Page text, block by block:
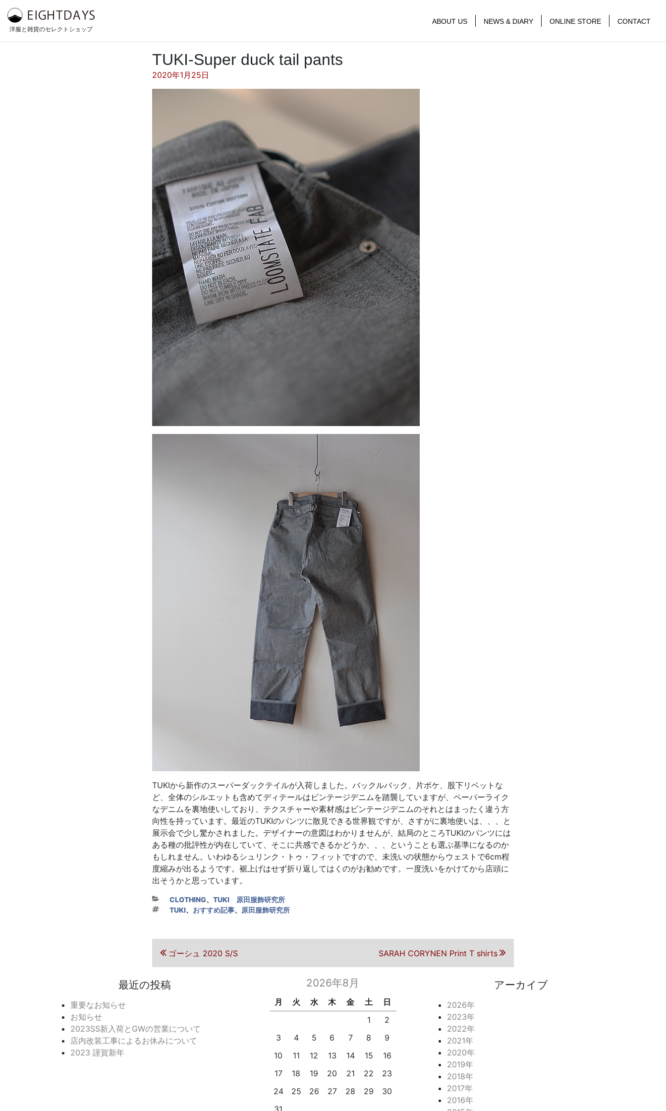
コンテンツへスキップ
洋服と雑貨のセレクトショップ
ABOUT US NEWS & DIARY ONLINE STORE CONTACT
TUKI-Super duck tail pants
投稿日:
2020年1月25日
TUKIから新作のスーパーダックテイルが入荷しました。バックルバック、片ポケ、股下リベットな
ど、全体のシルエットも含めてディテールはビンテージデニムを踏襲していますが、ペーパーライク
なデニムを裏地使いしており、テクスチャーや素材感はビンテージデニムのそれとはまったく違う方
向性を持っています。最近のTUKIのパンツに散見できる世界観ですが、さすがに裏地使いは、、、と
展示会で少し驚かされました。デザイナーの意図はわかりませんが、結局のところTUKIのパンツには
ある種の批評性が内在していて、そこに共感できるかどうか、、、ということも選ぶ基準になるのか
もしれません。いわゆるシュリンク・トゥ・フィットですので、未洗いの状態からウェストで6cm程
度縮みが出るようです。裾上げはせず折り返してはくのがお勧めです。一度洗いをかけてから店頭に
出そうかと思っています。
カテゴリー
CLOTHING、 TUKI 原田服飾研究所
タグ
TUKI、 おすすめ記事、 原田服飾研究所
投稿ナビゲーション
前の投稿
ゴーシュ 2020 S/S SARAH CORYNEN Print T shirts
最近の投稿
重要なお知らせ
お知らせ
2023SS新入荷とGWの営業について
店内改装工事によるお休みについて
2023 謹賀新年
2026年8月
月 火 水 木 金 土
日
1
2
3
4 5 6 7 8
9
10
11 12 13 14 15
16
17
18 19 20 21 22
23
24
25 26 27 28 29
30
アーカイブ
2026年
2023年
2022年
2021年
2020年
2019年
2018年
2017年
2016年